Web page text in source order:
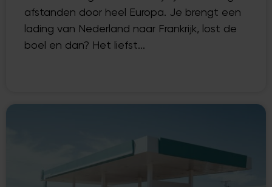
afstanden door heel Europa. Je brengt een
lading van Nederland naar Frankrijk, lost de
boel en dan? Het liefst...